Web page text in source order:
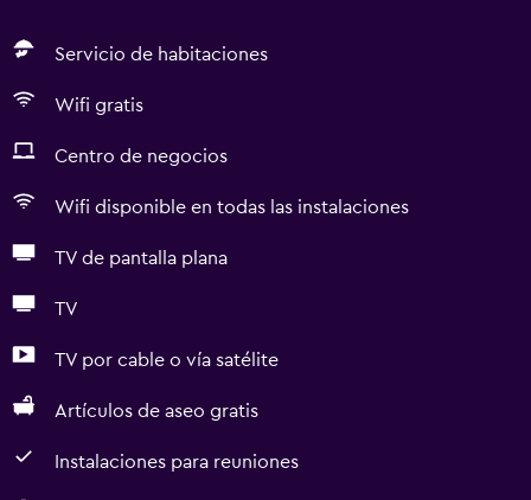
Servicio de habitaciones
Wifi gratis
Centro de negocios
Wifi disponible en todas las instalaciones
TV de pantalla plana
TV
TV por cable o vía satélite
Artículos de aseo gratis
Instalaciones para reuniones